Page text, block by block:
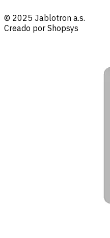
© 2025 Jablotron a.s.
Creado por Shopsys